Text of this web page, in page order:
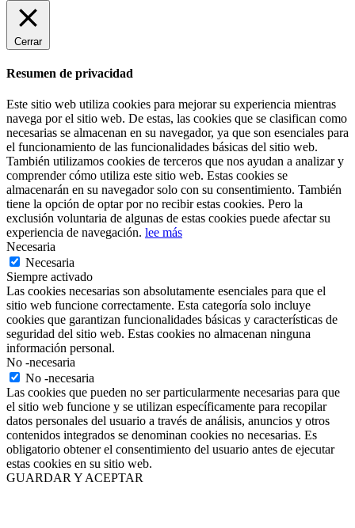
Cerrar
Resumen de privacidad
Este sitio web utiliza cookies para mejorar su experiencia mientras
navega por el sitio web. De estas, las cookies que se clasifican como
necesarias se almacenan en su navegador, ya que son esenciales para
el funcionamiento de las funcionalidades básicas del sitio web.
También utilizamos cookies de terceros que nos ayudan a analizar y
comprender cómo utiliza este sitio web. Estas cookies se
almacenarán en su navegador solo con su consentimiento. También
tiene la opción de optar por no recibir estas cookies. Pero la
exclusión voluntaria de algunas de estas cookies puede afectar su
experiencia de navegación. lee más
Necesaria
Necesaria
Siempre activado
Las cookies necesarias son absolutamente esenciales para que el
sitio web funcione correctamente. Esta categoría solo incluye
cookies que garantizan funcionalidades básicas y características de
seguridad del sitio web. Estas cookies no almacenan ninguna
información personal.
No -necesaria
No -necesaria
Las cookies que pueden no ser particularmente necesarias para que
el sitio web funcione y se utilizan específicamente para recopilar
datos personales del usuario a través de análisis, anuncios y otros
contenidos integrados se denominan cookies no necesarias. Es
obligatorio obtener el consentimiento del usuario antes de ejecutar
estas cookies en su sitio web.
GUARDAR Y ACEPTAR